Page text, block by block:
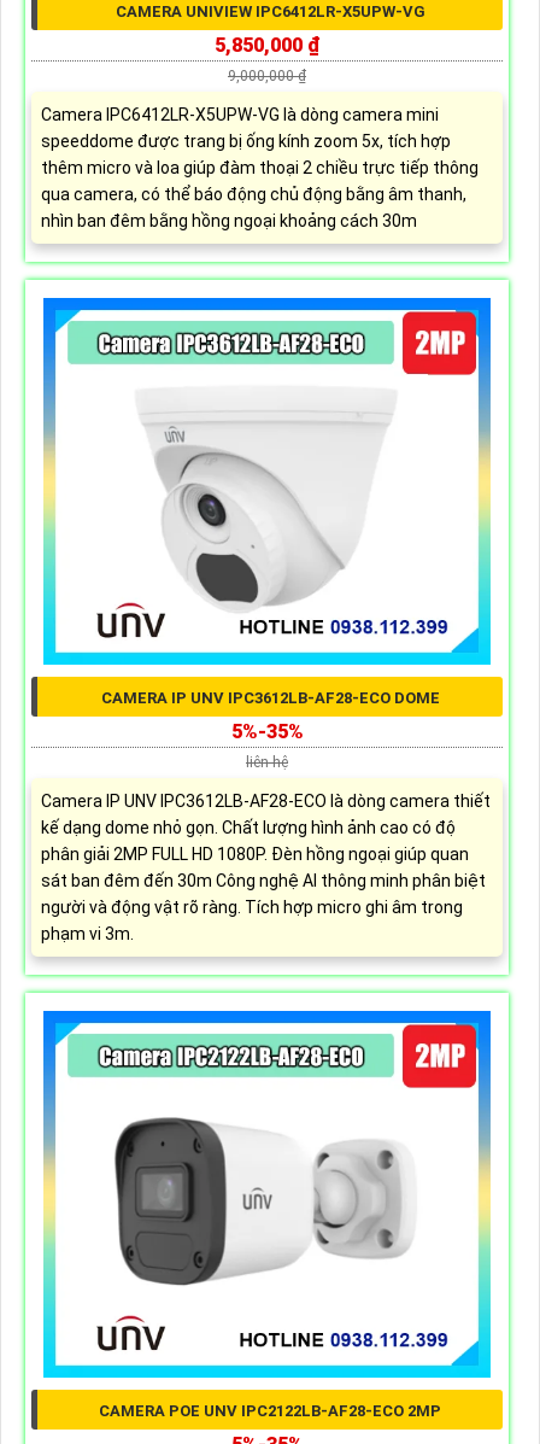
CAMERA UNIVIEW IPC6412LR-X5UPW-VG
5,850,000 ₫
9,000,000 ₫
Camera IPC6412LR-X5UPW-VG là dòng camera mini
speeddome được trang bị ống kính zoom 5x, tích hợp
thêm micro và loa giúp đàm thoại 2 chiều trực tiếp thông
qua camera, có thể báo động chủ động bằng âm thanh,
nhìn ban đêm bằng hồng ngoại khoảng cách 30m
CAMERA IP UNV IPC3612LB-AF28-ECO DOME
5%-35%
liên hệ
Camera IP UNV IPC3612LB-AF28-ECO là dòng camera thiết
kế dạng dome nhỏ gọn. Chất lượng hình ảnh cao có độ
phân giải 2MP FULL HD 1080P. Đèn hồng ngoại giúp quan
sát ban đêm đến 30m Công nghệ AI thông minh phân biệt
người và động vật rõ ràng. Tích hợp micro ghi âm trong
phạm vi 3m.
CAMERA POE UNV IPC2122LB-AF28-ECO 2MP